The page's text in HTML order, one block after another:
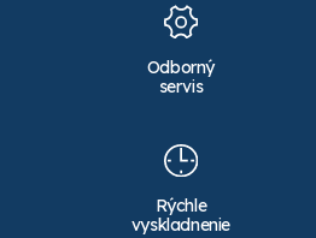
Odborný
servis
Rýchle
vyskladnenie